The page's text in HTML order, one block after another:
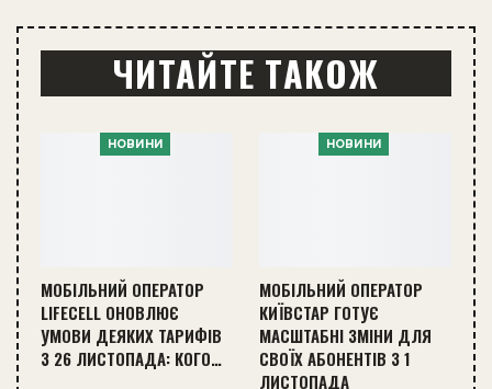
ЧИТАЙТЕ ТАКОЖ
НОВИНИ
МОБІЛЬНИЙ ОПЕРАТОР
LIFECELL ОНОВЛЮЄ
УМОВИ ДЕЯКИХ ТАРИФІВ
З 26 ЛИСТОПАДА: КОГО…
НОВИНИ
МОБІЛЬНИЙ ОПЕРАТОР
КИЇВСТАР ГОТУЄ
МАСШТАБНІ ЗМІНИ ДЛЯ
СВОЇХ АБОНЕНТІВ З 1
ЛИСТОПАДА